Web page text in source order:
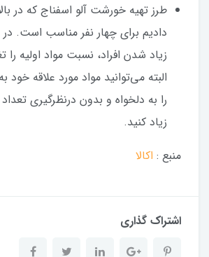
طرز تهیه خورشت آلو اسفناج که در
دادیم برای چهار نفر مناسب است.
زیاد شدن افراد، نسبت مواد اولیه را
البته می‌توانید مواد مورد علاقه خود
را به دلخواه و بدون درنظرگیری
زیاد کنید.
منبع : اکالا
اشتراک گذاری